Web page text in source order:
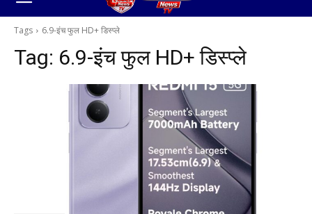
Tags 6.9-इंच फुल HD+ डिस्प्ले
Tag: 6.9-इंच फुल HD+ डिस्प्ले